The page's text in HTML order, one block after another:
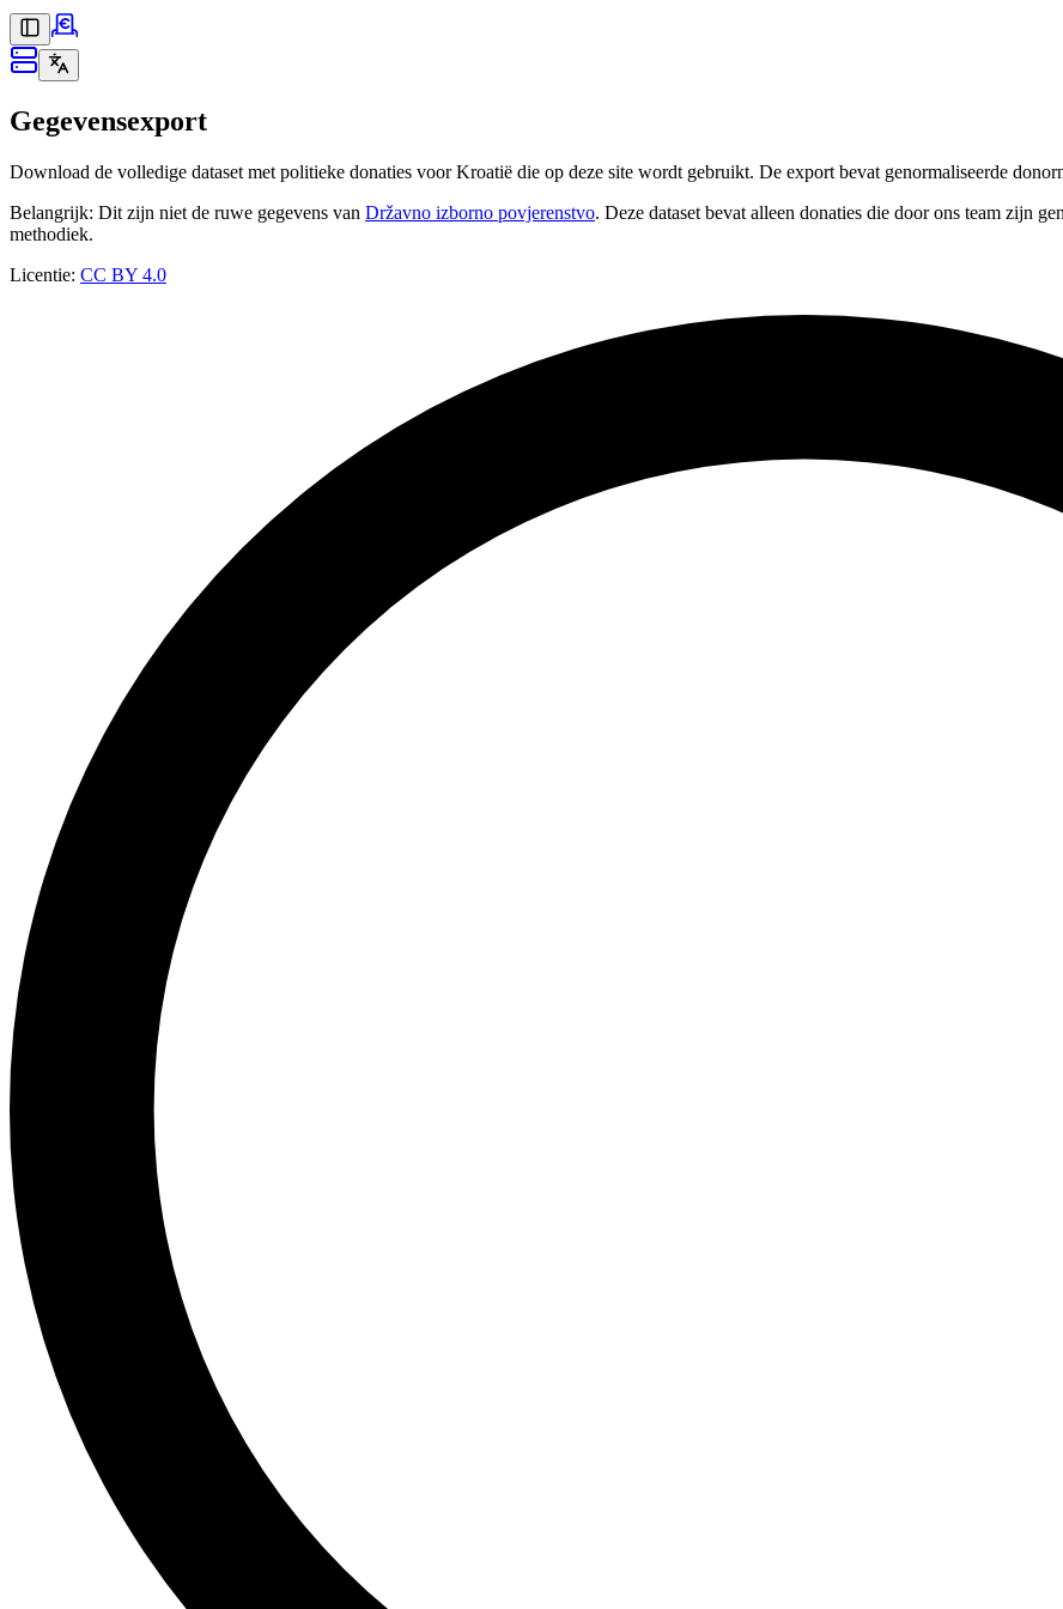
Gegevensexport
Download de volledige dataset met politieke donaties voor Kroatië die op deze site wordt gebruikt. De export bevat genormaliseerde
Belangrijk: Dit zijn niet de ruwe gegevens van Državno izborno povjerenstvo. Deze dataset bevat alleen donaties die door ons team zijn
methodiek.
Licentie: CC BY 4.0